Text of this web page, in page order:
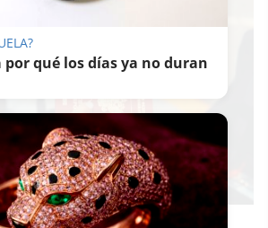
puertas
por qué los días ya no duran